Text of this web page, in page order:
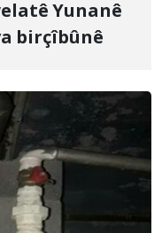
Yunanê
birçîbûnê